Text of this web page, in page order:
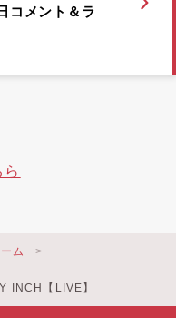
コメント＆ラ
ム
INCH【LIVE】